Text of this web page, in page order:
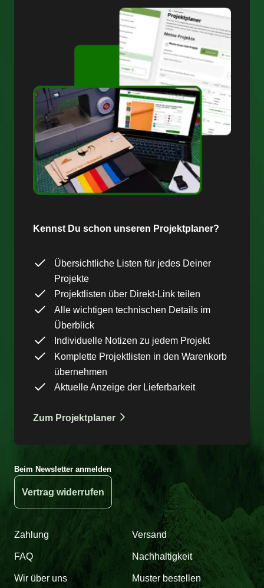
Kennst Du schon unseren Projektplaner?
Übersichtliche Listen für jedes Deiner
Projekte
Projektlisten über Direkt-Link teilen
Alle wichtigen technischen Details im
Überblick
Individuelle Notizen zu jedem Projekt
Komplette Projektlisten in den Warenkorb
übernehmen
Aktuelle Anzeige der Lieferbarkeit
Zum Projektplaner
Beim Newsletter anmelden
Vertrag widerrufen
Zahlung Versand
FAQ Nachhaltigkeit
Wir über uns Muster bestellen